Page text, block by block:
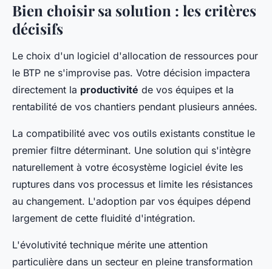
Bien choisir sa solution : les critères
décisifs
Le choix d'un logiciel d'allocation de ressources pour
le BTP ne s'improvise pas. Votre décision impactera
directement la productivité de vos équipes et la
rentabilité de vos chantiers pendant plusieurs années.
La compatibilité avec vos outils existants constitue le
premier filtre déterminant. Une solution qui s'intègre
naturellement à votre écosystème logiciel évite les
ruptures dans vos processus et limite les résistances
au changement. L'adoption par vos équipes dépend
largement de cette fluidité d'intégration.
L'évolutivité technique mérite une attention
particulière dans un secteur en pleine transformation